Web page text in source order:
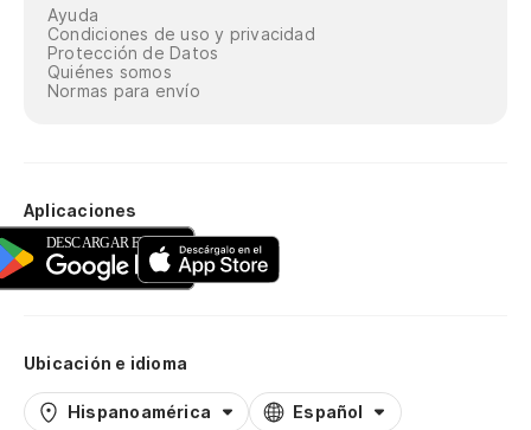
Ayuda
Condiciones de uso y privacidad
Protección de Datos
Quiénes somos
Normas para envío
Aplicaciones
Ubicación e idioma
Hispanoamérica Español